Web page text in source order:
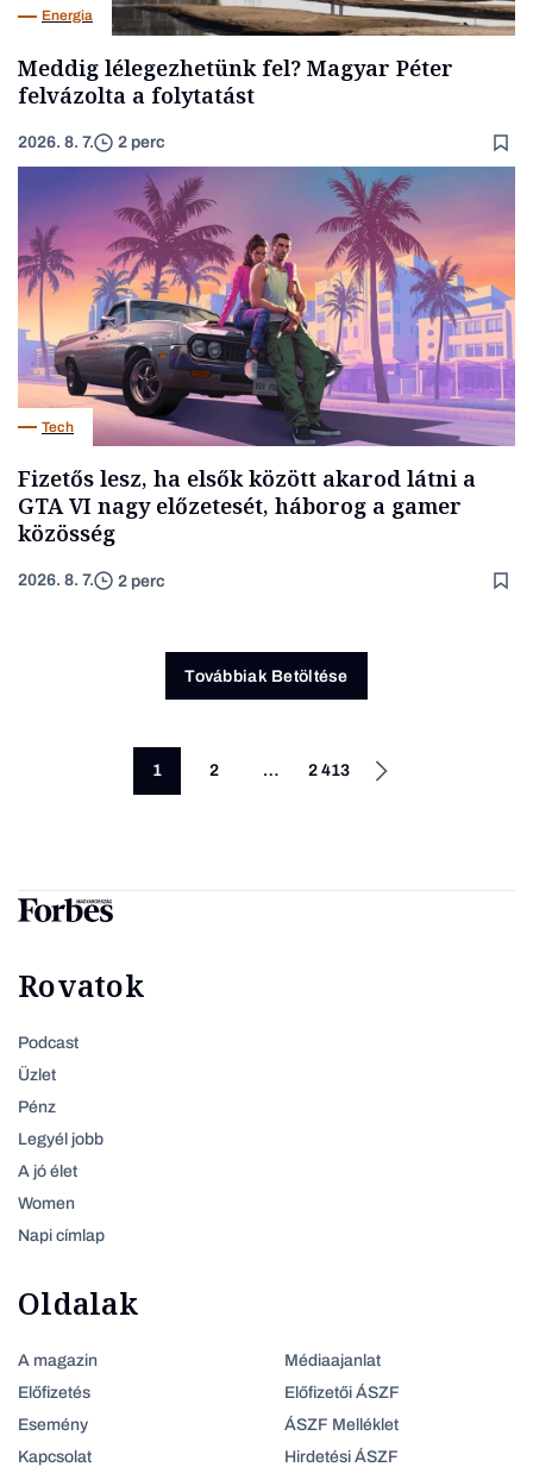
Energia
Meddig lélegezhetünk fel? Magyar Péter
felvázolta a folytatást
2026. 8. 7. 2 perc
Tech
Fizetős lesz, ha elsők között akarod látni a
GTA VI nagy előzetesét, háborog a gamer
közösség
2026. 8. 7. 2 perc
Továbbiak Betöltése
1 2 … 2 413
Rovatok
Podcast
Üzlet
Pénz
Legyél jobb
A jó élet
Women
Napi címlap
Oldalak
A magazin
Előfizetés
Esemény
Kapcsolat
Médiaajanlat
Előfizetői ÁSZF
ÁSZF Melléklet
Hirdetési ÁSZF